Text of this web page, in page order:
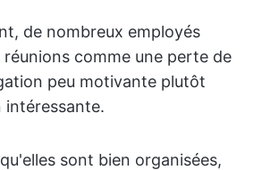
de nombreux employés
comme une perte de
peu motivante plutôt
intéressante.
sont bien organisées,